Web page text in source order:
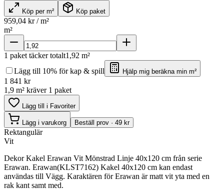
Köp per m² Köp paket
959,04 kr / m²
m²
1 paket täcker totalt1,92 m²
Lägg till 10% för kap & spill
Hjälp mig beräkna min m²
1 841 kr
1,9 m² kräver 1 paket
Lägg till i Favoriter
Lägg i varukorg Beställ prov · 49 kr
Rektangulär
Vit
Dekor Kakel Erawan Vit Mönstrad Linje 40x120 cm från serie
Erawan. Erawan(KLST7162) Kakel 40x120 cm kan endast
användas till Vägg. Karaktären för Erawan är matt vit yta med en
rak kant samt med.